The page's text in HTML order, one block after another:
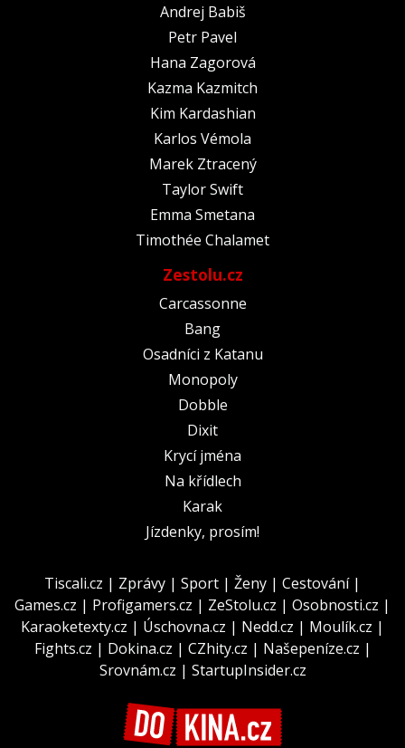
Andrej Babiš
Petr Pavel
Hana Zagorová
Kazma Kazmitch
Kim Kardashian
Karlos Vémola
Marek Ztracený
Taylor Swift
Emma Smetana
Timothée Chalamet
Zestolu.cz
Carcassonne
Bang
Osadníci z Katanu
Monopoly
Dobble
Dixit
Krycí jména
Na křídlech
Karak
Jízdenky, prosím!
Tiscali.cz | Zprávy | Sport | Ženy | Cestování|
Games.cz | Profigamers.cz | ZeStolu.cz | Osobnosti.cz |
Karaoketexty.cz | Úschovna.cz | Nedd.cz | Moulík.cz |
Fights.cz | Dokina.cz | CZhity.cz | Našepeníze.cz |
Srovnám.cz | StartupInsider.cz